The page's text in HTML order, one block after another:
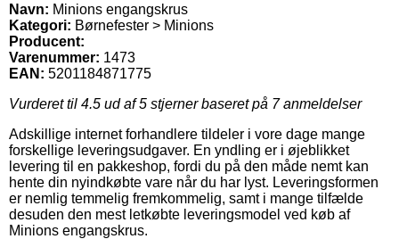
Navn: Minions engangskrus
Kategori: Børnefester > Minions
Producent:
Varenummer: 1473
EAN: 5201184871775
Vurderet til 4.5 ud af 5 stjerner baseret på 7anmeldelser
Adskillige internet forhandlere tildeler i vore dage mange
forskellige leveringsudgaver. En yndling er i øjeblikket
levering til en pakkeshop, fordi du på den måde nemt kan
hente din nyindkøbte vare når du har lyst. Leveringsformen
er nemlig temmelig fremkommelig, samt i mange tilfælde
desuden den mest letkøbte leveringsmodel ved køb af
Minions engangskrus.